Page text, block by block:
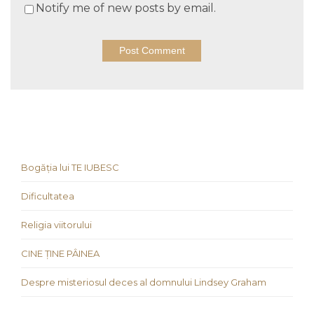
Notify me of new posts by email.
Bogăția lui TE IUBESC
Dificultatea
Religia viitorului
CINE ȚINE PÂINEA
Despre misteriosul deces al domnului Lindsey Graham